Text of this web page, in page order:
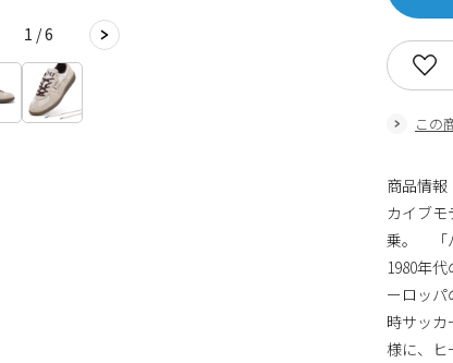
1 / 6
この
商品情
カイブ
乗。 「
1980年
ーロッパ
時サッ
様に、ヒ